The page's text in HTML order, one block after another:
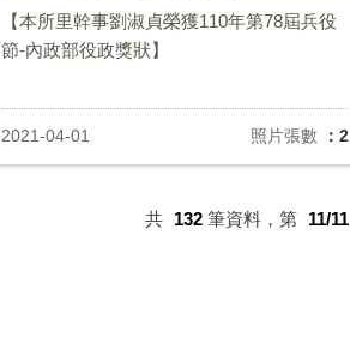
【本所里幹事劉淑貞榮獲110年第78屆兵役
節-內政部役政獎狀】
2021-04-01 照片張數 ：2
共 132 筆資料，第 11/11